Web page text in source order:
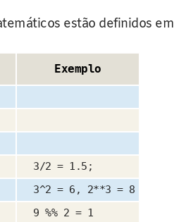
estão definidos em
Exemplo
3/2 = 1.5;
3^2 = 6, 2**3 = 8
9 %% 2 = 1